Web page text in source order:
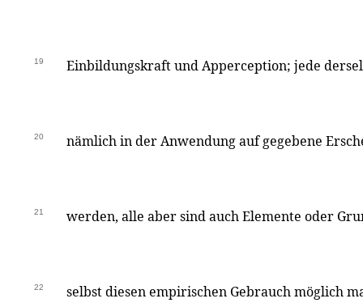
19 Einbildungskraft und Apperception; jede
20 nämlich in der Anwendung auf gegebene
21 werden, alle aber sind auch Elemente oder
22 selbst diesen empirischen Gebrauch möglich